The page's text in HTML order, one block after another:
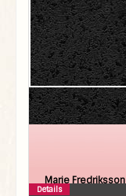
Marie Fredriksson
Details